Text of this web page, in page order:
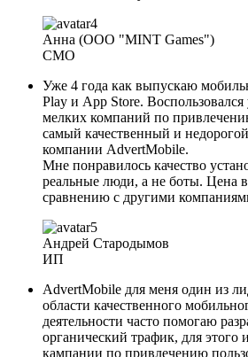
Анна (ООО "MINT Games")
СМО
Уже 4 года как выпускаю
Play и App Store.
мелких компаний по
самый качественный и
компании AdvertMobile.
Мне понравилось качество
реальные люди, а не боты. Цена
сравнению с другими
Андрей Стародымов
ИП
AdvertMobile для меня один из
области качественного
деятельности часто помогаю
органический трафик, для этого
кампании по привлечению